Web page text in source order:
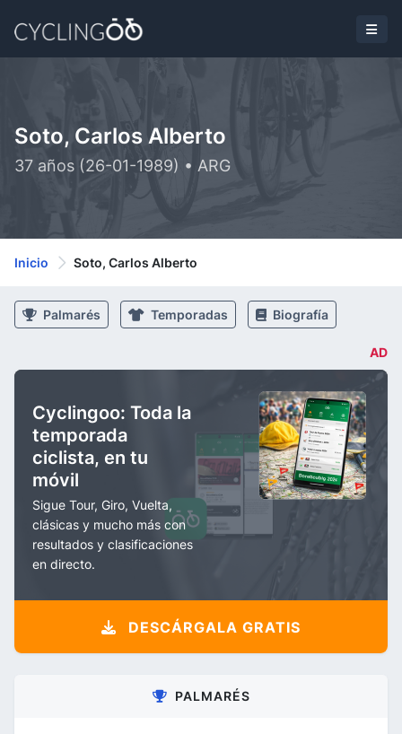
Soto, Carlos Alberto
37 años (26-01-1989) • ARG
Inicio Soto, Carlos Alberto
Palmarés Temporadas Biografía
AD
Cyclingoo: Toda la
temporada
ciclista, en tu
móvil
Sigue Tour, Giro, Vuelta,
clásicas y mucho más con
resultados y clasificaciones
en directo.
DESCÁRGALA GRATIS
PALMARÉS